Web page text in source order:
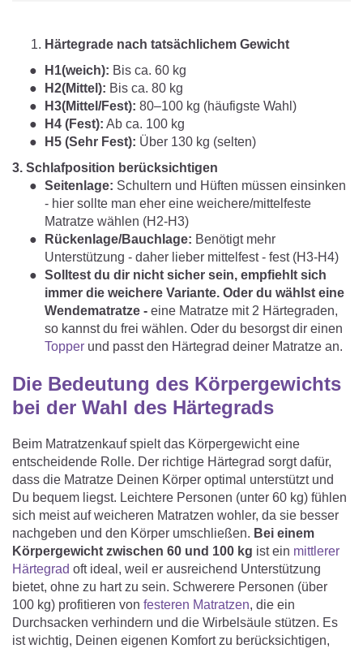
Härtegrade nach tatsächlichem Gewicht
H1(weich): Bis ca. 60 kg
H2(Mittel): Bis ca. 80 kg
H3(Mittel/Fest): 80–100 kg (häufigste Wahl)
H4 (Fest): Ab ca. 100 kg
H5 (Sehr Fest): Über 130 kg (selten)
3. Schlafposition berücksichtigen
Seitenlage: Schultern und Hüften müssen einsinken
- hier sollte man eher eine weichere/mittelfeste
Matratze wählen (H2-H3)
Rückenlage/Bauchlage: Benötigt mehr
Unterstützung - daher lieber mittelfest - fest (H3-H4)
Solltest du dir nicht sicher sein, empfiehlt sich
immer die weichere Variante. Oder du wählst eine
Wendematratze - eine Matratze mit 2 Härtegraden,
so kannst du frei wählen. Oder du besorgst dir einen
Topper und passt den Härtegrad deiner Matratze an.
Die Bedeutung des Körpergewichts
bei der Wahl des Härtegrads
Beim Matratzenkauf spielt das Körpergewicht eine
entscheidende Rolle. Der richtige Härtegrad sorgt dafür,
dass die Matratze Deinen Körper optimal unterstützt und
Du bequem liegst. Leichtere Personen (unter 60 kg) fühlen
sich meist auf weicheren Matratzen wohler, da sie besser
nachgeben und den Körper umschließen. Bei einem
Körpergewicht zwischen 60 und 100 kg ist ein mittlerer
Härtegrad oft ideal, weil er ausreichend Unterstützung
bietet, ohne zu hart zu sein. Schwerere Personen (über
100 kg) profitieren von festeren Matratzen, die ein
Durchsacken verhindern und die Wirbelsäule stützen. Es
ist wichtig, Deinen eigenen Komfort zu berücksichtigen,